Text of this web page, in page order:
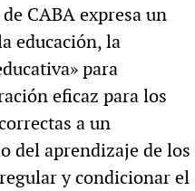
CABA expresa un
educación, la
para
eficaz para los
a un
del aprendizaje de los
y condicionar el